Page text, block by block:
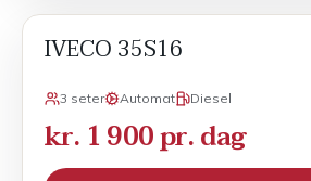
IVECO 35S16
3 seter Automat Diesel
kr. 1 900 pr. dag